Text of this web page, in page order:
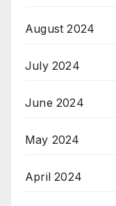
August 2024
July 2024
June 2024
May 2024
April 2024